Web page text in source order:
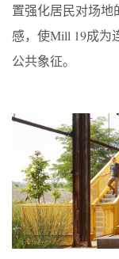
置强化居民对场地
感，使Mill 19成为
公共象征。